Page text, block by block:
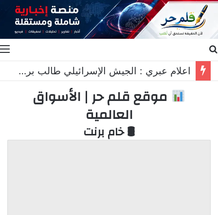
اعلام عبري : الجيش الإسرائيلي طالب برد عسكري قاسٍ في لبنان..
موقع قلم حر | الأسواق
العالمية
🛢 خام برنت